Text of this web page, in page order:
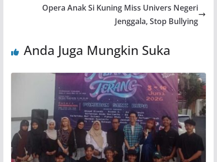
Opera Anak Si Kuning Miss Univers Negeri
Jenggala, Stop Bullying
Anda Juga Mungkin Suka